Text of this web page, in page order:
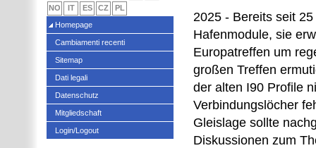
2025 - Bereits seit
Hafenmodule, sie
Europatreffen um
großen Treffen
der alten I90 Profile
Verbindungslöcher
Gleislage sollte
Diskussionen zum
NO
IT ES CZ
PL
Homepage
Cambiamenti recenti
Sitemap
Dati legali
Datenschutz
Mitgliedschaft
Login/Logout